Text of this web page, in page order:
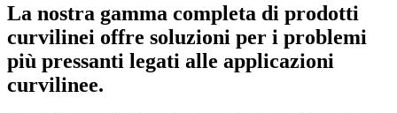
La nostra gamma completa di prodotti
curvilinei offre soluzioni per i problemi
più pressanti legati alle applicazioni
curvilinee.